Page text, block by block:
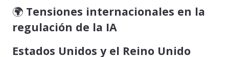
🌍 Tensiones internacionales en la
regulación de la IA
Estados Unidos y el Reino Unido